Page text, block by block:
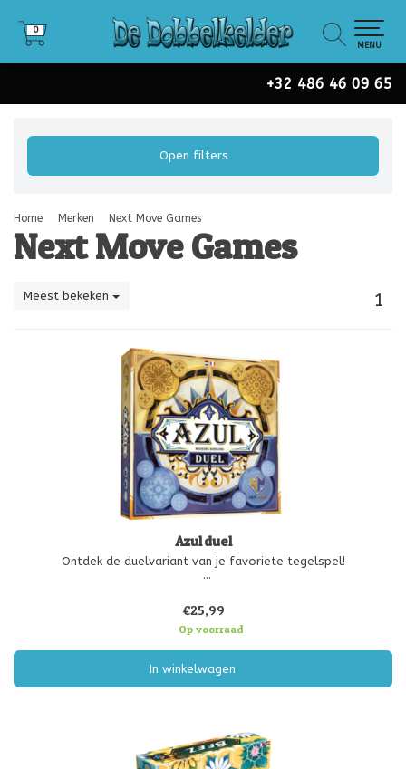
+32 486 46 09 65
0
0
MENU
Open filters
Home Merken Next Move Games
Next Move Games
Meest bekeken 1
Azul duel
Ontdek de duelvariant van je favoriete tegelspel!
AZUL. Versier het plafond van het paleis in Sintra met
koepelplaten en ronde
€25,99
Op voorraad
In winkelwagen